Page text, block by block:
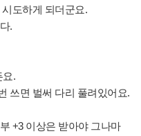
도하게 되더군요.
.
요.
쓰면 벌써 다리 풀려있어요.
+3 이상은 받아야 그나마